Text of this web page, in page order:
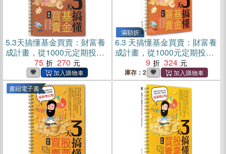
5.3天搞懂基金買賣：財富養
成計畫，從1000元定期投資
開始！(電子書)
75 270
滿額折
6.3 天搞懂基金買賣：財富養
成計畫，從1000元定期投資
開始！（最新增訂版）
9 324
庫存：2
書紐電子書